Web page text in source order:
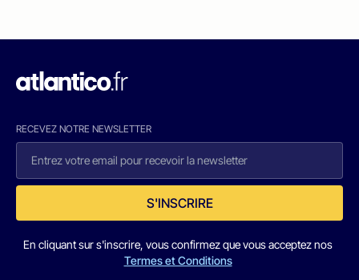
RECEVEZ NOTRE NEWSLETTER
S'INSCRIRE
En cliquant sur s'inscrire, vous confirmez que vous acceptez nos
Termes et Conditions